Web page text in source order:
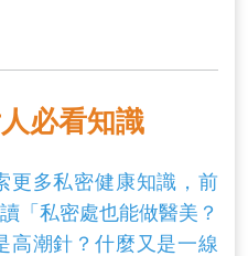
必看知識
更多私密健康知識，前
「私密處也能做醫美？
高潮針？什麼又是一線